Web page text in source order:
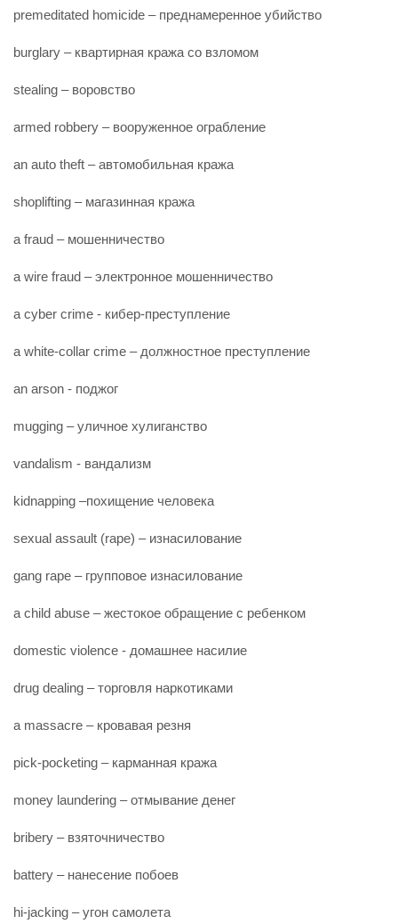
premeditated homicide – преднамеренное убийство
burglary – квартирная кража со взломом
stealing – воровство
armed robbery – вооруженное ограбление
an auto theft – автомобильная кража
shoplifting – магазинная кража
a fraud – мошенничество
a wire fraud – электронное мошенничество
a cyber crime - кибер-преступление
a white-collar crime – должностное преступление
an arson - поджог
mugging – уличное хулиганство
vandalism - вандализм
kidnapping –похищение человека
sexual assault (rape) – изнасилование
gang rape – групповое изнасилование
a child abuse – жестокое обращение с ребенком
domestic violence - домашнее насилие
drug dealing – торговля наркотиками
a massacre – кровавая резня
pick-pocketing – карманная кража
money laundering – отмывание денег
bribery – взяточничество
battery – нанесение побоев
hi-jacking – угон самолета